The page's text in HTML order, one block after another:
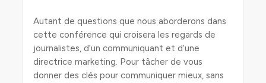
Autant de questions que nous aborderons dans
cette conférence qui croisera les regards de
journalistes, d’un communiquant et d’une
directrice marketing. Pour tâcher de vous
donner des clés pour communiquer mieux, sans